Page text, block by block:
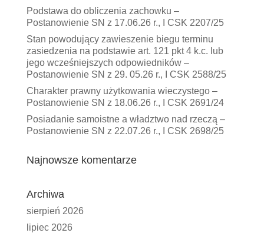
Podstawa do obliczenia zachowku –
Postanowienie SN z 17.06.26 r., I CSK 2207/25
Stan powodujący zawieszenie biegu terminu
zasiedzenia na podstawie art. 121 pkt 4 k.c. lub
jego wcześniejszych odpowiedników –
Postanowienie SN z 29. 05.26 r., I CSK 2588/25
Charakter prawny użytkowania wieczystego –
Postanowienie SN z 18.06.26 r., I CSK 2691/24
Posiadanie samoistne a władztwo nad rzeczą –
Postanowienie SN z 22.07.26 r., I CSK 2698/25
Najnowsze komentarze
Archiwa
sierpień 2026
lipiec 2026